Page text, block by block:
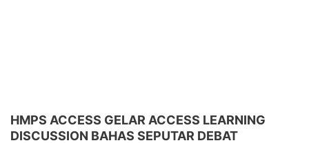
HMPS ACCESS GELAR ACCESS LEARNING
DISCUSSION BAHAS SEPUTAR DEBAT